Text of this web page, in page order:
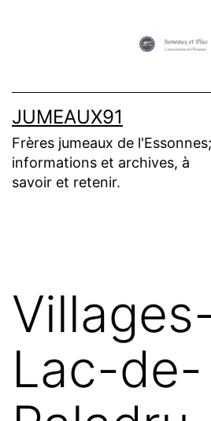
JUMEAUX91
Frères jumeaux de l'Essonnes;
informations et archives, à
savoir et retenir.
Lac-de-